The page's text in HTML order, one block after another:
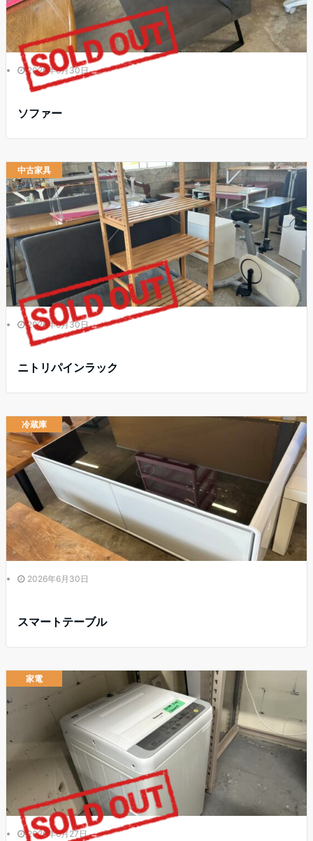
2026年6月30日
ソファー
中古家具
2026年6月30日
ニトリパインラック
冷蔵庫
2026年6月30日
スマートテーブル
家電
2026年6月27日